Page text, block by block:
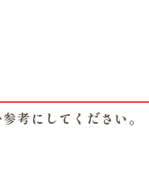
考にしてください。